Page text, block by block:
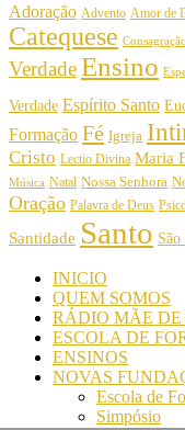
Adoração Advento Amor de
Catequese
VerdadeEnsino
Verdade Espírito Santo
Formação Fé Igreja
Cristo Lectio Divina Maria
Música Natal Nossa Senhora
Oração Palavra de Deus
Santidade Santo
INICIO
QUEM SOMOS
RÁDIO MÃE DE
ESCOLA DE
ENSINOS
NOVAS
Escola de
Simpósio